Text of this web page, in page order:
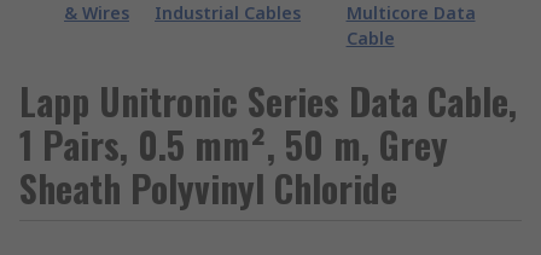
& Wires
Industrial Cables
Multicore Data
Cable
Lapp Unitronic Series Data Cable,
1 Pairs, 0.5 mm², 50 m, Grey
Sheath Polyvinyl Chloride